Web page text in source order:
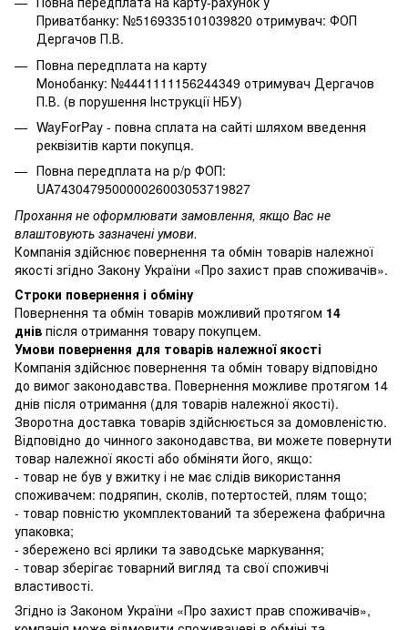
Приватбанку: №5169335101039820 отримувач: ФОП
Дергачов П.В.
Повна передплата на карту
Монобанку: №4441111156244349 отримувач Дергачов
П.В. (в порушення Інструкції НБУ)
WayForPay - повна сплата на сайті шляхом введення
реквізитів карти покупця.
Повна передплата на р/р ФОП:
UA743047950000026003053719827
Прохання не оформлювати замовлення, якщо Вас не
влаштовують зазначені умови.
Компанія здійснює повернення та обмін товарів належної
якості згідно Закону України «Про захист прав споживачів».
Строки повернення і обміну
Повернення та обмін товарів можливий протягом 14
днів після отримання товару покупцем.
Умови повернення для товарів належної якості
Компанія здійснює повернення та обмін товару відповідно
до вимог законодавства. Повернення можливе протягом 14
днів після отримання (для товарів належної якості).
Зворотна доставка товарів здійснюється за домовленістю.
Відповідно до чинного законодавства, ви можете повернути
товар належної якості або обміняти його, якщо:
- товар не був у вжитку і не має слідів використання
споживачем: подряпин, сколів, потертостей, плям тощо;
- товар повністю укомплектований та збережена фабрична
упаковка;
- збережено всі ярлики та заводське маркування;
- товар зберігає товарний вигляд та свої споживчі
властивості.
Згідно із Законом України «Про захист прав споживачів»,